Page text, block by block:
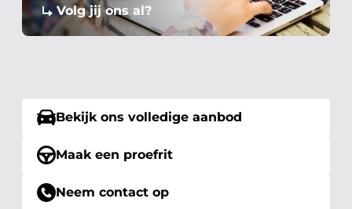
Volg jij ons al?
Bekijk ons volledige aanbod
Maak een proefrit
Neem contact op